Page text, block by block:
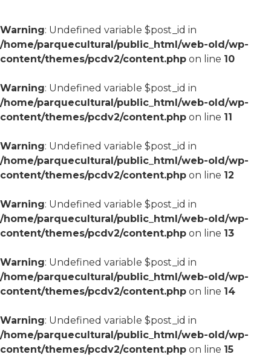
Warning: Undefined variable $post_id in
/home/parquecultural/public_html/web-old/wp-
content/themes/pcdv2/content.php on line 10
Warning: Undefined variable $post_id in
/home/parquecultural/public_html/web-old/wp-
content/themes/pcdv2/content.php on line 11
Warning: Undefined variable $post_id in
/home/parquecultural/public_html/web-old/wp-
content/themes/pcdv2/content.php on line 12
Warning: Undefined variable $post_id in
/home/parquecultural/public_html/web-old/wp-
content/themes/pcdv2/content.php on line 13
Warning: Undefined variable $post_id in
/home/parquecultural/public_html/web-old/wp-
content/themes/pcdv2/content.php on line 14
Warning: Undefined variable $post_id in
/home/parquecultural/public_html/web-old/wp-
content/themes/pcdv2/content.php on line 15